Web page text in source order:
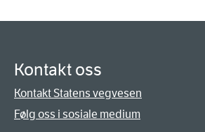
Kontakt oss
Kontakt Statens vegvesen
Følg oss i sosiale medium